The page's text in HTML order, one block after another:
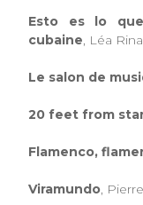
Esto es lo
cubaine, Léa
Le salon de
20 feet from
Flamenco,
Viramundo,